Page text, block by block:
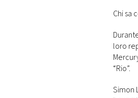
Chi sa
loro
“Rio”.
Simon